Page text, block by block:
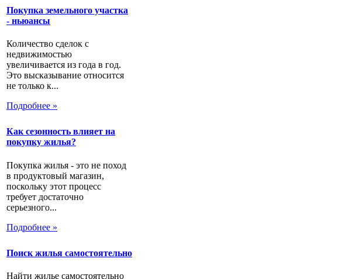
Покупка земельного участка
- ньюансы
Количество сделок с
недвижимостью
увеличивается из года в год.
Это высказывание относится
не только к...
Подробнее »
Как сезонность влияет на
покупку жилья?
Покупка жилья - это не поход
в продуктовый магазин,
поскольку этот процесс
требует достаточно
серьезного...
Подробнее »
Поиск жилья самостоятельно
Найти жилье самостоятельно